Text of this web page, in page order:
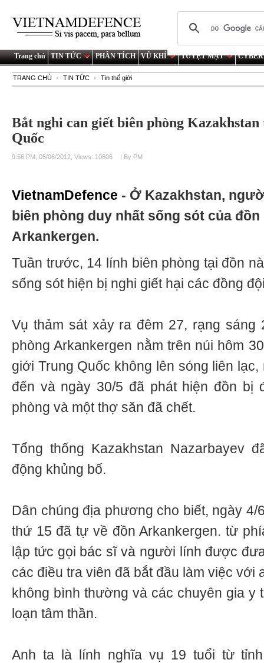
Trang chủ TIN TỨC PHÂN TÍCH VŨ KHÍ TUYỆT MẬT
TRANG CHỦ TIN TỨC Tin thế giới
Bắt nghi can giết biên phòng
Quốc
9:56 PM, 05/06/2012, Views: 10606 | By PM
VietnamDefence - Ở Kazakhstan,
biên phòng duy nhất sống sót của
Arkankergen.
Tuần trước, 14 lính biên phòng tại đồn
sống sót hiện bị nghi giết hại các đồng
Vụ thảm sát xảy ra đêm 27, rạng sáng
phòng Arkankergen nằm trên núi hôm
giới Trung Quốc không lên sóng liên
đến và ngày 30/5 đã phát hiện đồn bị
phòng và một thợ săn đã chết.
Tổng thống Kazakhstan Nazarbayev
động khủng bố.
Dân chúng địa phương cho biết, ngày
thứ 15 đã tự về đồn Arkankergen. từ
lập tức gọi bác sĩ và người lính được
các điều tra viên đã bắt đầu làm việc
không bình thường và các chuyên gia y
loạn tâm thần.
Anh ta là lính nghĩa vụ 19 tuổi từ